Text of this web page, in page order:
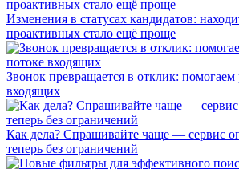
Изменения в статусах кандидатов:
проактивных стало ещё проще
Звонок превращается в отклик: помогаем
входящих
Как дела? Спрашивайте чаще — сервис
теперь без ограничений